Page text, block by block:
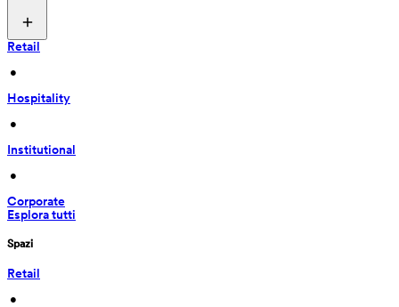
Retail
•
Hospitality
•
Institutional
•
Corporate
Esplora tutti
Spazi
Retail
•